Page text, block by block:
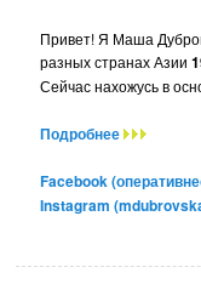
Привет! Я Маша
разных странах Азии
Сейчас нахожусь в
Подробнее
Facebook
Instagram